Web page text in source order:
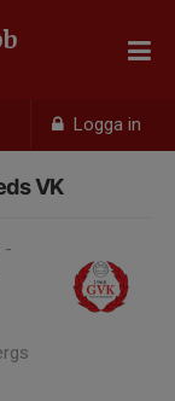
Logga in
VK
-